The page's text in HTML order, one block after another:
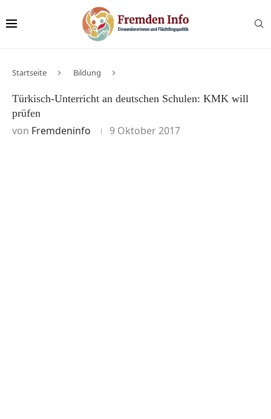
Startseite Bildung
Türkisch-Unterricht an deutschen Schulen: KMK will
prüfen
von Fremdeninfo 9 Oktober 2017